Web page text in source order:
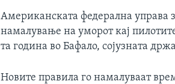
Американската федерална управа
намалување на уморот кај
та година во Бафало, сојузната
Новите правила го намалуваат